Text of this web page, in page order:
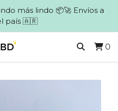
más lindo 📦🚀 Envíos a
país 🇦🇷
0